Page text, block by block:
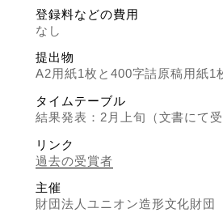
登録料などの費用
なし
提出物
A2用紙1枚と400字詰原稿用紙1
タイムテーブル
結果発表：2月上旬（文書にて
リンク
過去の受賞者
主催
財団法人ユニオン造形文化財団